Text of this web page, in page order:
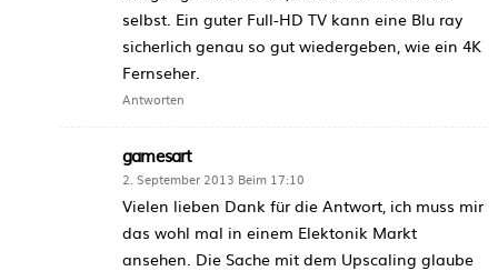
selbst. Ein guter Full-HD TV kann eine Blu ray
sicherlich genau so gut wiedergeben, wie ein 4K
Fernseher.
Antworten
gamesart
2. September 2013 Beim 17:10
Vielen lieben Dank für die Antwort, ich muss mir
das wohl mal in einem Elektonik Markt
ansehen. Die Sache mit dem Upscaling glaube